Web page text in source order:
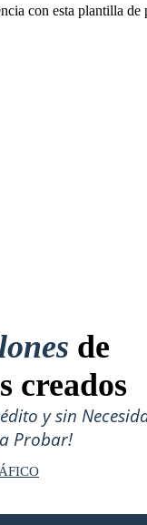
con esta plantilla de
de
creados
y sin
Probar!